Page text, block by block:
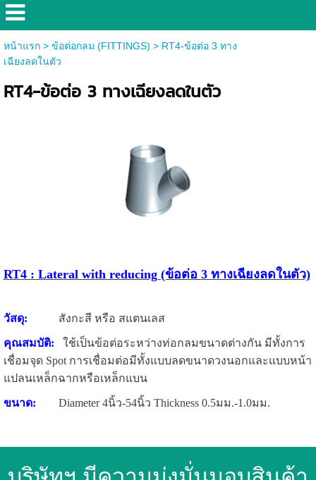
หน้าแรก> ข้อต่อกลม (FITTINGS) > RT4-ข้อต่อ 3 ทาง
เฉียงลดในตัว
RT4-ข้อต่อ 3 ทางเฉียงลดในตัว
RT4 : Lateral with reducing (ข้อต่อ 3 ทางเฉียงลดในตัว)
วัสดุ: สังกะสี หรือ สแตนเลส
คุณสมบัติ: ใช้เป็นข้อต่อระหว่างท่อกลมขนาดต่างกัน มีทั้งการ
เชื่อมจุด Spot การเชื่อมต่อมีทั้งแบบลดขนาดวงนอกและแบบหน้า
แปลนเหล็กฉากหรือเหล็กแบน
ขนาด: Diameter 4นิ้ว-54นิ้ว Thickness 0.5มม.-1.0มม.